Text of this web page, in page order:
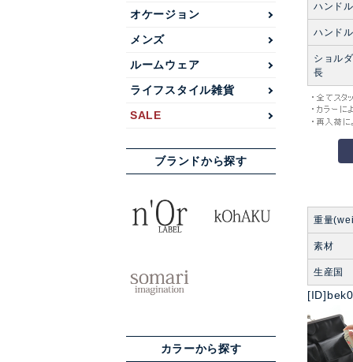
オケージョン
メンズ
ルームウェア
ライフスタイル雑貨
SALE
ブランドから探す
カラーから探す
ハンド
ハンド
ショル
長
重量
素材
生産国